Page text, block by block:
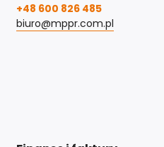
+48 600 826 485
biuro@mppr.com.pl